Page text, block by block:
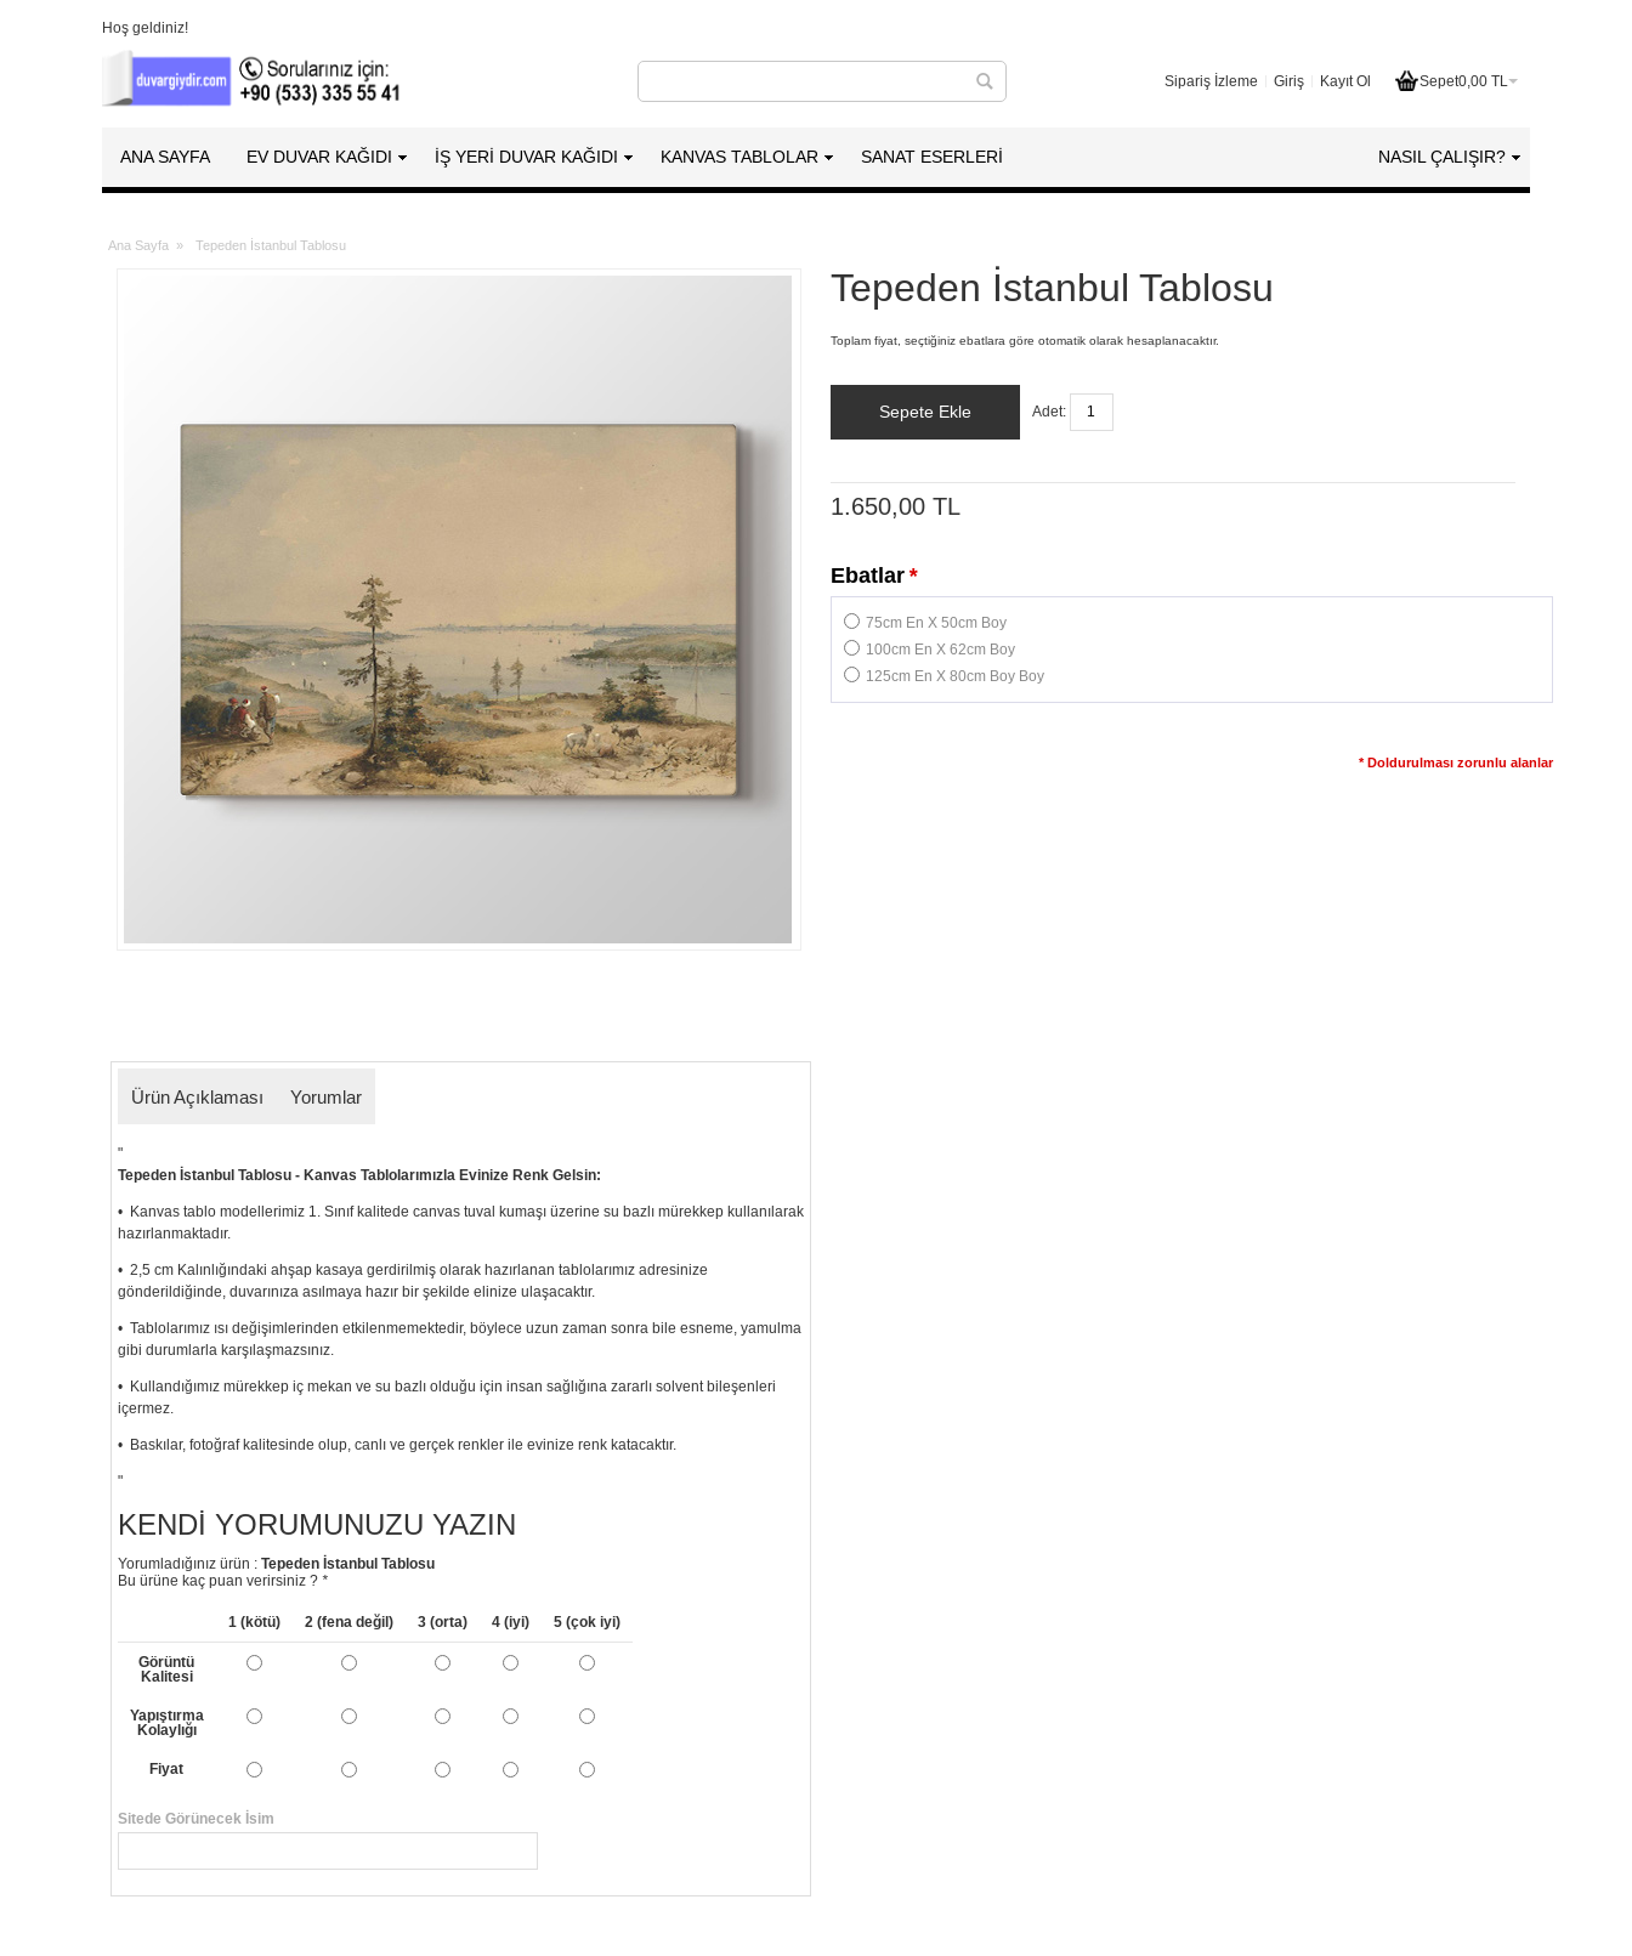
Hoş geldiniz!
Sepet0,00 TL
Sipariş İzleme Giriş Kayıt Ol
ANA SAYFA EV DUVAR KAĞIDI İŞ YERİ DUVAR KAĞIDI KANVAS TABLOLAR SANAT ESERLERI NASIL ÇALIŞIR?
Ana Sayfa » Tepeden İstanbul Tablosu
Tepeden İstanbul Tablosu
Toplam fiyat, seçtiğiniz ebatlara göre otomatik olarak hesaplanacaktır.
Sepete Ekle Adet:
1.650,00 TL
*
Ebatlar
75cm En X 50cm Boy
100cm En X 62cm Boy
125cm En X 80cm Boy Boy
* Doldurulması zorunlu alanlar
Ürün Açıklaması Yorumlar
"
Tepeden İstanbul Tablosu - Kanvas Tablolarımızla Evinize Renk Gelsin:
• Kanvas tablo modellerimiz 1. Sınıf kalitede canvas tuval kumaşı üzerine su bazlı mürekkep kullanılarak
hazırlanmaktadır.
• 2,5 cm Kalınlığındaki ahşap kasaya gerdirilmiş olarak hazırlanan tablolarımız adresinize
gönderildiğinde, duvarınıza asılmaya hazır bir şekilde elinize ulaşacaktır.
• Tablolarımız ısı değişimlerinden etkilenmemektedir, böylece uzun zaman sonra bile esneme, yamulma
gibi durumlarla karşılaşmazsınız.
• Kullandığımız mürekkep iç mekan ve su bazlı olduğu için insan sağlığına zararlı solvent bileşenleri
içermez.
• Baskılar, fotoğraf kalitesinde olup, canlı ve gerçek renkler ile evinize renk katacaktır.
"
KENDI YORUMUNUZU YAZIN
Yorumladığınız ürün : Tepeden İstanbul Tablosu
Bu ürüne kaç puan verirsiniz ? *
1 (kötü) 2 (fena değil) 3 (orta) 4 (iyi) 5 (çok iyi)
Görüntü
Kalitesi
Yapıştırma
Kolaylığı
Fiyat
Sitede Görünecek İsim